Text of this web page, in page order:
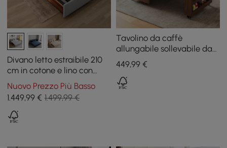
Divano letto estraibile 210
cm in cotone e lino con
contenitore
Nuovo Prezzo Più Basso
1.449,99 € 1.499,99 €
Tavolino da caffè
allungabile sollevabile da
49,2 pollici con cassetti e
tavolo multifunzione
portaoggetti
449,99€